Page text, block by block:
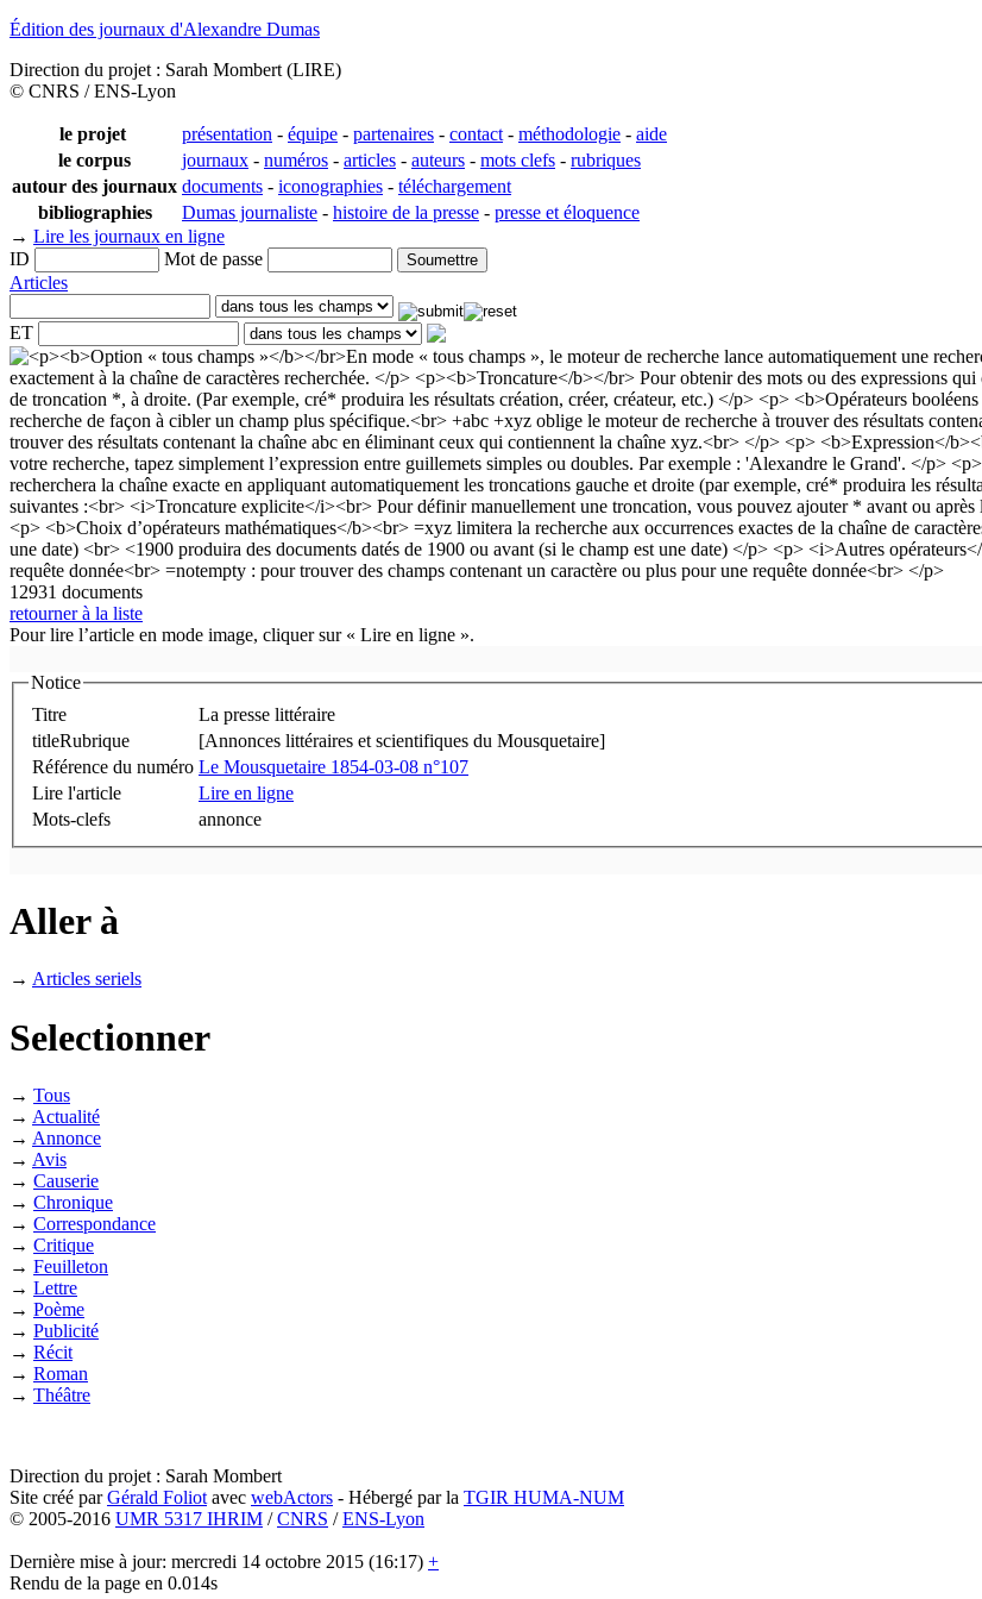
Édition des journaux d'Alexandre Dumas
Direction du projet : Sarah Mombert (LIRE)
© CNRS / ENS-Lyon
le projet présentation - équipe - partenaires - contact - méthodologie - aide
le corpus
journaux - numéros - articles - auteurs - mots clefs - rubriques
autour des journaux documents - iconographies - téléchargement
bibliographies
Dumas journaliste - histoire de la presse - presse et éloquence
→ Lire les journaux en ligne
ID
Mot de passe
Articles
ET
12931 documents
retourner à la liste
Pour lire l’article en mode image, cliquer sur « Lire en ligne ».
Notice
Titre
La presse littéraire
titleRubrique
[Annonces littéraires et scientifiques du Mousquetaire]
Référence du numéro Le Mousquetaire 1854-03-08 n°107
Lire l'article
Lire en ligne
Mots-clefs
annonce
Aller à
→ Articles seriels
Selectionner
→ Tous
→ Actualité
→ Annonce
→ Avis
→ Causerie
→ Chronique
→ Correspondance
→ Critique
→ Feuilleton
→ Lettre
→ Poème
→ Publicité
→ Récit
→ Roman
→ Théâtre
Direction du projet : Sarah Mombert
Site créé parGérald Foliot avec webActors - Hébergé par la TGIR HUMA-NUM
© 2005-2016 UMR 5317 IHRIM /CNRS /ENS-Lyon
Dernière mise à jour: mercredi 14 octobre 2015 (16:17) +
Rendu de la page en 0.014s